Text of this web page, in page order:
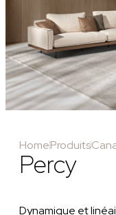
HomeProduits
Percy
Dynamique et